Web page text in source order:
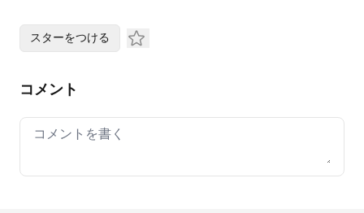
スターをつける
コメント
Your comment